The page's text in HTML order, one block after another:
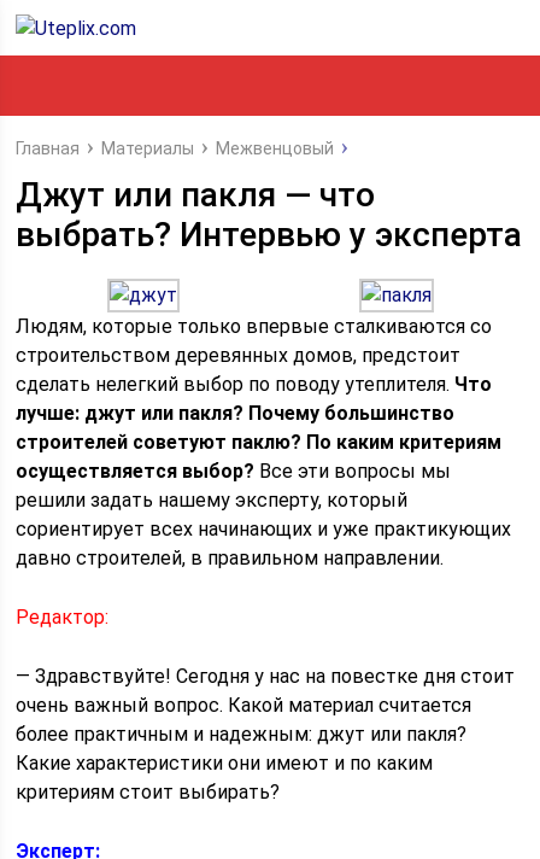
Главная Материалы Межвенцовый
Джут или пакля — что
выбрать? Интервью у эксперта
Людям, которые только впервые сталкиваются со
строительством деревянных домов, предстоит
сделать нелегкий выбор по поводу утеплителя. Что
лучше: джут или пакля? Почему большинство
строителей советуют паклю? По каким критериям
осуществляется выбор? Все эти вопросы мы
решили задать нашему эксперту, который
сориентирует всех начинающих и уже практикующих
давно строителей, в правильном направлении.
Редактор:
— Здравствуйте! Сегодня у нас на повестке дня стоит
очень важный вопрос. Какой материал считается
более практичным и надежным: джут или пакля?
Какие характеристики они имеют и по каким
критериям стоит выбирать?
Эксперт: